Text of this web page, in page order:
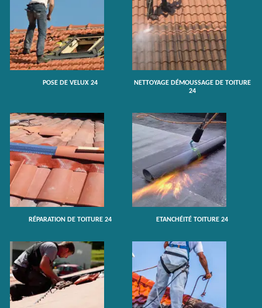
POSE DE VELUX 24
NETTOYAGE DÉMOUSSAGE DE TOITURE
24
RÉPARATION DE TOITURE 24 ETANCHÉITÉ TOITURE 24